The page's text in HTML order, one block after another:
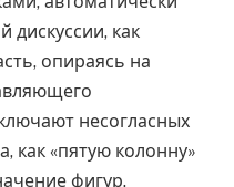
дискуссии, как
опираясь на
несогласных
как «пятую колонну»
фигур.